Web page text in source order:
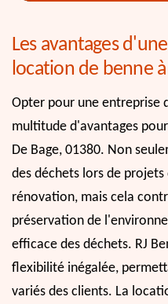
Les avantages
location de benne
Opter pour une entreprise
multitude d'avantages
De Bage, 01380. Non
des déchets lors de
rénovation, mais cela
préservation de
efficace des déchets. RJ
flexibilité inégalée,
variés des clients. La